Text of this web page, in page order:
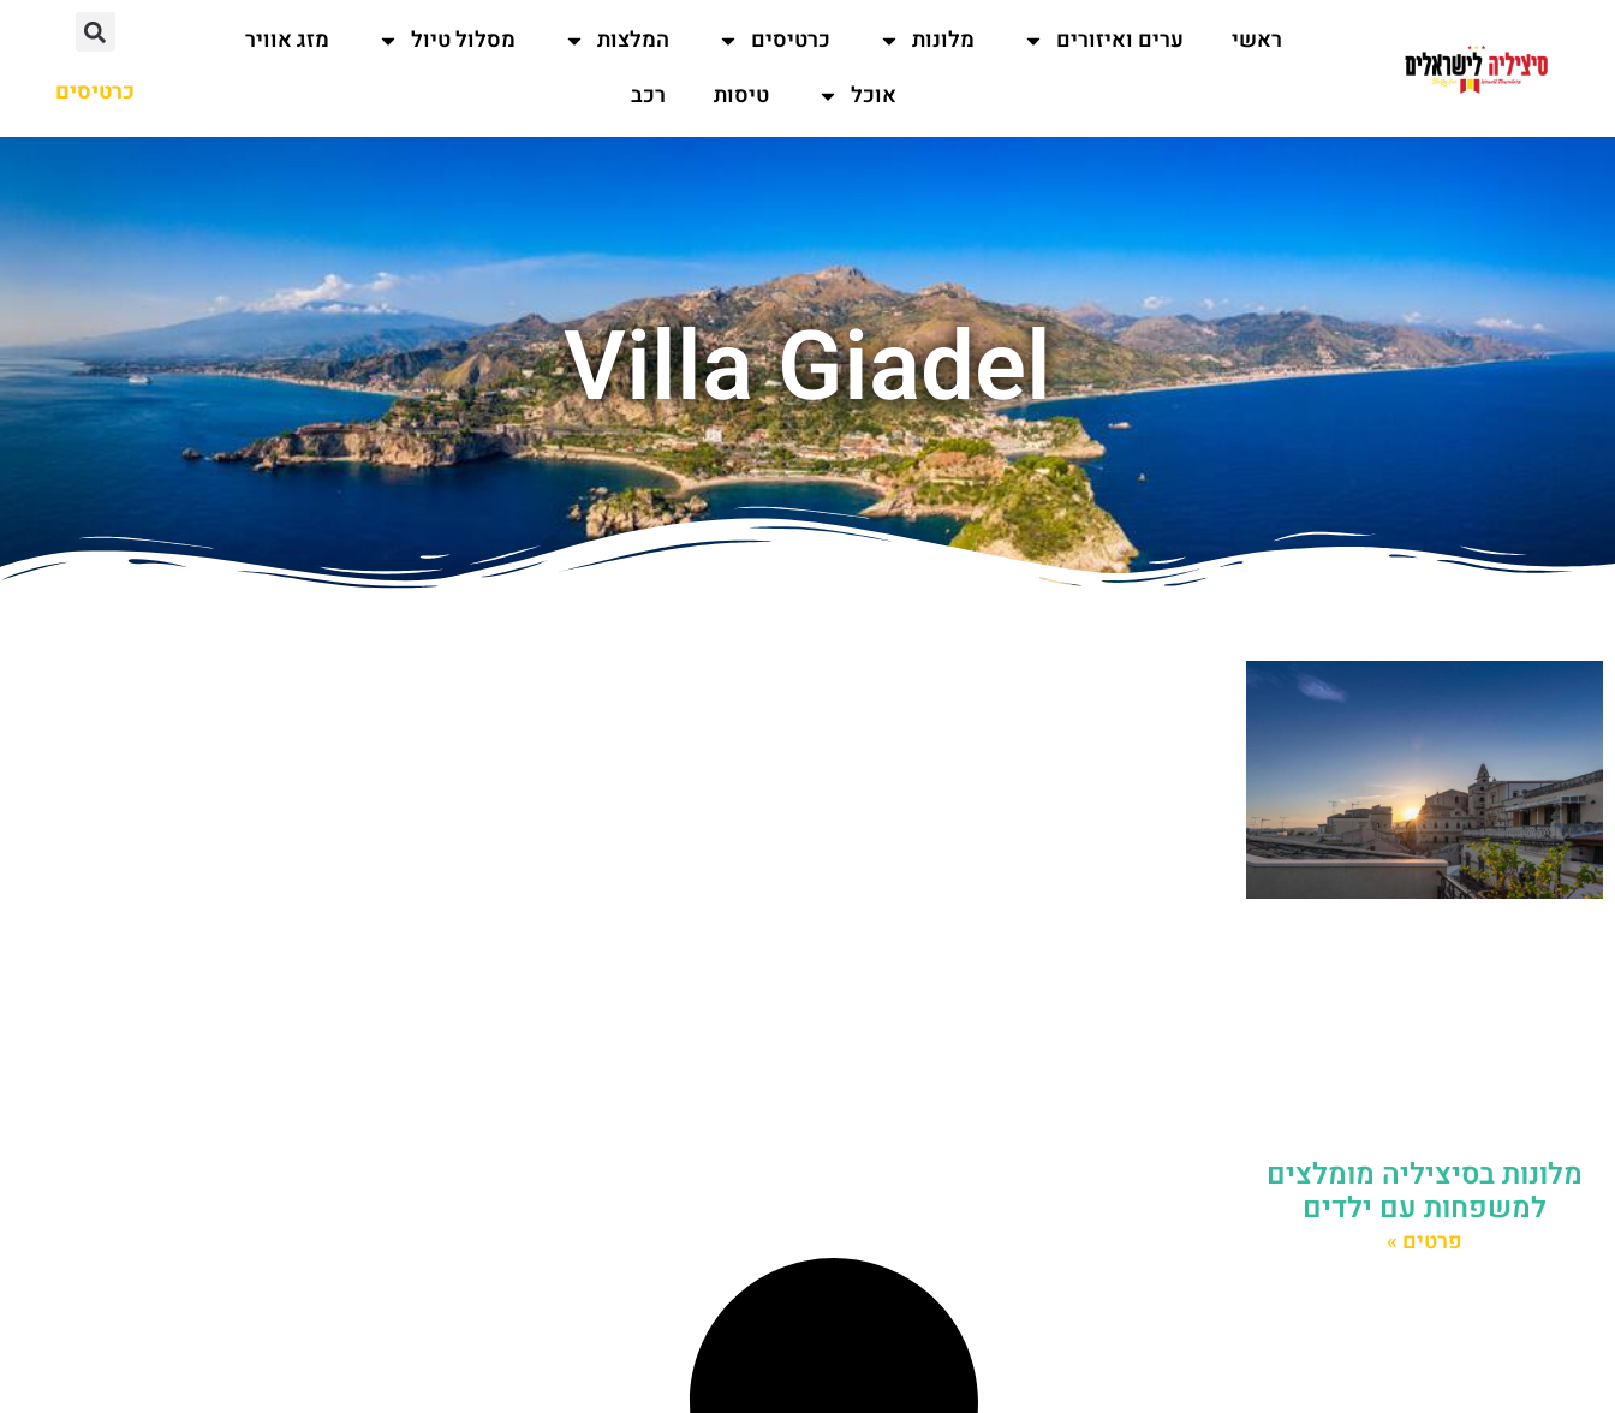
ראשי ערים ואיזורים מלונות כרטיסים המלצות מסלול טיול
מזג אוויר
אוכל
טיסות רכב כרטיסים
Villa Giadel
מלונות בסיציליה מומלצים
למשפחות עם ילדים
פרטים »